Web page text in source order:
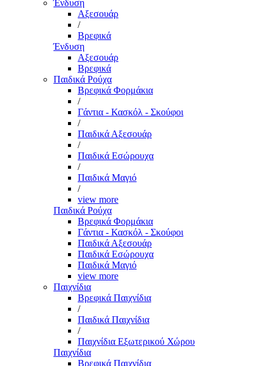
Ένδυση
Αξεσουάρ
/
Βρεφικά
Ένδυση
Αξεσουάρ
Βρεφικά
Παιδικά Ρούχα
Βρεφικά Φορμάκια
/
Γάντια - Κασκόλ - Σκούφοι
/
Παιδικά Αξεσουάρ
/
Παιδικά Εσώρουχα
/
Παιδικά Μαγιό
/
view more
Παιδικά Ρούχα
Βρεφικά Φορμάκια
Γάντια - Κασκόλ - Σκούφοι
Παιδικά Αξεσουάρ
Παιδικά Εσώρουχα
Παιδικά Μαγιό
view more
Παιχνίδια
Βρεφικά Παιχνίδια
/
Παιδικά Παιχνίδια
/
Παιχνίδια Εξωτερικού Χώρου
Παιχνίδια
Βρεφικά Παιχνίδια